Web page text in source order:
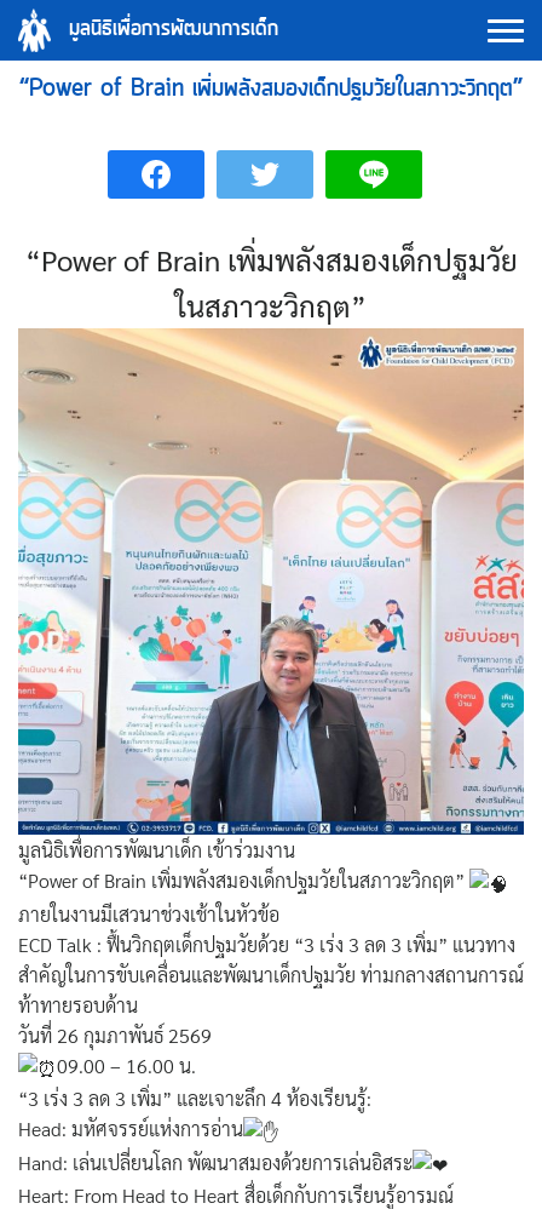
Skip
content
ค้นหา
สำหรับ:
มูลนิธิเพื่อการพัฒนาการเด็ก
“Power of Brain เพิ่มพลังสมองเด็กปฐมวัยในสภาวะวิกฤต”
“Power of Brain เพิ่มพลังสมองเด็กปฐมวัย
ในสภาวะวิกฤต”
มูลนิธิเพื่อการพัฒนาเด็ก เข้าร่วมงาน
“Power of Brain เพิ่มพลังสมองเด็กปฐมวัยในสภาวะวิกฤต”
ภายในงานมีเสวนาช่วงเช้าในหัวข้อ
ECD Talk : ฟื้นวิกฤตเด็กปฐมวัยด้วย “3 เร่ง 3 ลด 3 เพิ่ม” แนวทาง
สำคัญในการขับเคลื่อนและพัฒนาเด็กปฐมวัย ท่ามกลางสถานการณ์
ท้าทายรอบด้าน
วันที่ 26 กุมภาพันธ์ 2569
09.00 – 16.00 น.
“3 เร่ง 3 ลด 3 เพิ่ม” และเจาะลึก 4 ห้องเรียนรู้:
Head: มหัศจรรย์แห่งการอ่าน
Hand: เล่นเปลี่ยนโลก พัฒนาสมองด้วยการเล่นอิสระ
Heart: From Head to Heart สื่อเด็กกับการเรียนรู้อารมณ์